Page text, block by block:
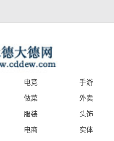
电竞
手游
做菜
外卖
服装
头饰
电商
实体